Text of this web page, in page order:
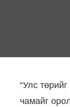
“Улс
чамайг